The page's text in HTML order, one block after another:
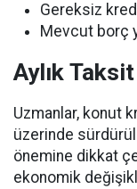
Gereksiz
Mevcut borç
Aylık
Uzmanlar, konut
üzerinde
önemine dikkat
ekonomik